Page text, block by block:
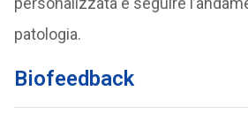
patologia.
Biofeedback